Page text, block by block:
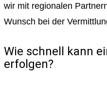
wir mit regionalen
Wunsch bei der
Wie schnell kann
erfolgen?